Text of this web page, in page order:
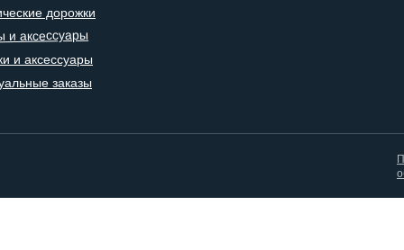
дорожки
и аксессуары
и аксессуары
заказы